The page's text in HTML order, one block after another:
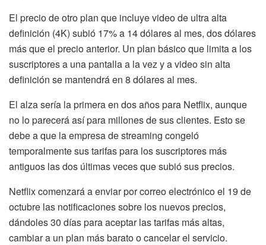
El precio de otro plan que incluye video de ultra alta
definición (4K) subió 17% a 14 dólares al mes, dos dólares
más que el precio anterior. Un plan básico que limita a los
suscriptores a una pantalla a la vez y a video sin alta
definición se mantendrá en 8 dólares al mes.
El alza sería la primera en dos años para Netflix, aunque
no lo parecerá así para millones de sus clientes. Esto se
debe a que la empresa de streaming congeló
temporalmente sus tarifas para los suscriptores más
antiguos las dos últimas veces que subió sus precios.
Netflix comenzará a enviar por correo electrónico el 19 de
octubre las notificaciones sobre los nuevos precios,
dándoles 30 días para aceptar las tarifas más altas,
cambiar a un plan más barato o cancelar el servicio.